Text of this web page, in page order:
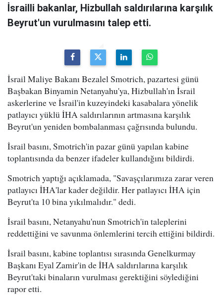
İsrailli bakanlar, Hizbullah saldırılarına karşılık
Beyrut'un vurulmasını talep etti.
İsrail Maliye Bakanı Bezalel Smotrich, pazartesi günü
Başbakan Binyamin Netanyahu'ya, Hizbullah'ın İsrail
askerlerine ve İsrail'in kuzeyindeki kasabalara yönelik
patlayıcı yüklü İHA saldırılarının artmasına karşılık
Beyrut'un yeniden bombalanması çağrısında bulundu.
İsrail basını, Smotrich'in pazar günü yapılan kabine
toplantısında da benzer ifadeler kullandığını bildirdi.
Smotrich yaptığı açıklamada, "Savaşçılarımıza zarar veren
patlayıcı İHA'lar kader değildir. Her patlayıcı İHA için
Beyrut'ta 10 bina yıkılmalıdır." dedi.
İsrail basını, Netanyahu'nun Smotrich'in taleplerini
reddettiğini ve savunma önlemlerini tercih ettiğini bildirdi.
İsrail basını, kabine toplantısı sırasında Genelkurmay
Başkanı Eyal Zamir'in de İHA saldırılarına karşılık
Beyrut'taki binaların vurulması gerektiğini söylediğini
rapor etti.